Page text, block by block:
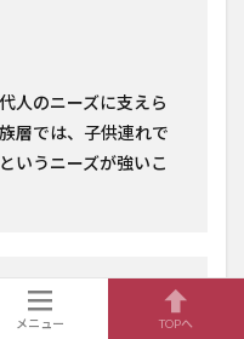
人のニーズに支えら
層では、子供連れで
いうニーズが強いこ
メニュー TOPへ